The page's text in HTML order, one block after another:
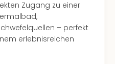
Zugang zu einer
– perfekt
erlebnisreichen